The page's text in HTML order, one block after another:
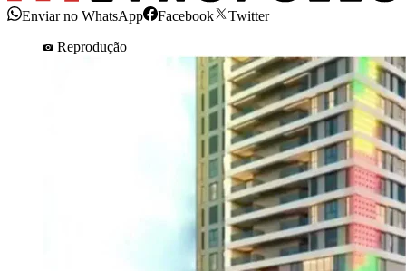
Enviar no WhatsApp Facebook
Twitter
Reprodução